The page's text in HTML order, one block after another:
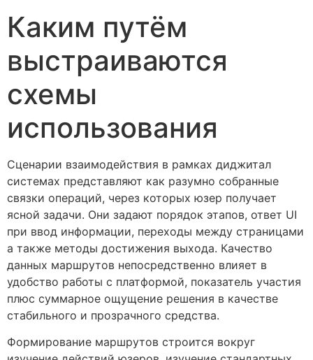
Каким путём
выстраиваются
схемы
использования
Сценарии взаимодействия в рамках диджитал
системах представляют как разумно собранные
связки операций, через которых юзер получает
ясной задачи. Они задают порядок этапов, ответ UI
при ввод информации, переходы между страницами
а также методы достижения выхода. Качество
данных маршрутов непосредственно влияет в
удобство работы с платформой, показатель участия
плюс суммарное ощущение решения в качестве
стабильного и прозрачного средства.
Формирование маршрутов строится вокруг